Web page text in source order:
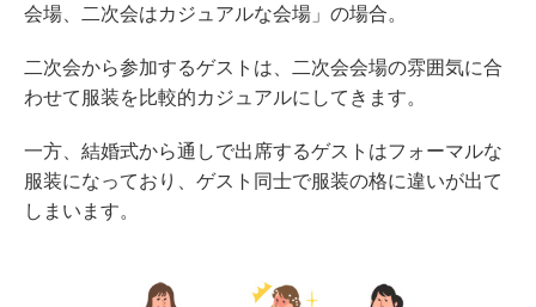
会場、二次会はカジュアルな会場」の場合。
二次会から参加するゲストは、二次会会場の雰囲気に合
わせて服装を比較的カジュアルにしてきます。
一方、結婚式から通しで出席するゲストはフォーマルな
服装になっており、ゲスト同士で服装の格に違いが出て
しまいます。